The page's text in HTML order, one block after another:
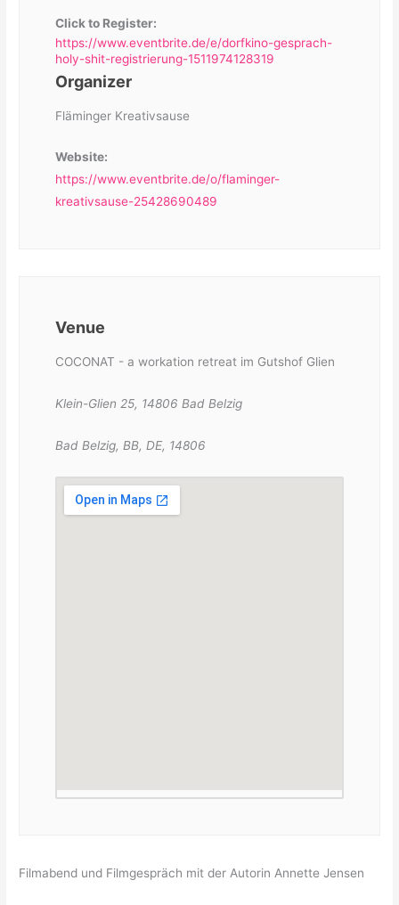
Click to Register:
https://www.eventbrite.de/e/dorfkino-gesprach-
holy-shit-registrierung-1511974128319
Organizer
Fläminger Kreativsause
Website:
https://www.eventbrite.de/o/flaminger-
kreativsause-25428690489
Venue
COCONAT - a workation retreat im Gutshof Glien
Klein-Glien 25, 14806 Bad Belzig
Bad Belzig, BB, DE, 14806
Filmabend und Filmgespräch mit der Autorin Annette Jensen